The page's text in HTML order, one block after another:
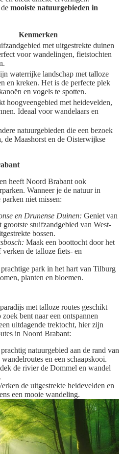
mooiste natuurgebieden in
Kenmerken
met uitgestrekte duinen
voor wandelingen, fietstochten
waterrijke landschap met talloze
en kreken. Het is de perfecte plek
en vogels te spotten.
hoogveengebied met heidevelden,
Ideaal voor wandelaars en
natuurgebieden die een bezoek
de Maashorst en de Oisterwijkse
heeft Noord Brabant ook
Wanneer je de natuur in
niet missen:
en Drunense Duinen: Geniet van
stuifzandgebied van West-
bossen.
Maak een boottocht door het
de talloze fiets- en
park in het hart van Tilburg
planten en bloemen.
met talloze routes geschikt
bent naar een ontspannen
uitdagende trektocht, hier zijn
in Noord Brabant:
natuurgebied aan de rand van
en een schaapskooi.
de rivier de Dommel en wandel
de uitgestrekte heidevelden en
een mooie wandeling.